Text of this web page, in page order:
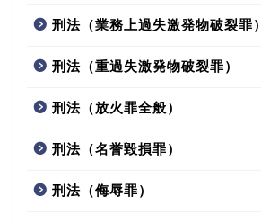
刑法（業務上過失激発物破裂罪）
刑法（重過失激発物破裂罪）
刑法（放火罪全般）
刑法（名誉毀損罪）
刑法（侮辱罪）